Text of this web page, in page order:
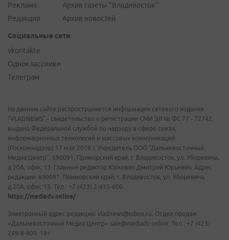
Реклама
Редакция
Архив газеты "Владивосток"
Архив новостей
Социальные сети
vkontakte
Одноклассники
Телеграм
На данном сайте распространяется информация сетевого издания
"VLADNEWS" - свидетельство о регистрации СМИ ЭЛ № ФС 77 - 72742,
выдано Федеральной службой по надзору в сфере связи,
информационных технологий и массовых коммуникаций
(Роскомнадзор) 17 мая 2018 г. Учредитель ООО "Дальневосточный
Медиа Центр". 690091, Приморский край, г. Владивосток, ул. Уборевича,
д.20А, офис 13. Главный редактор Юркевич Дмитрий Юрьевич. Адрес
редакции: 690091, Приморский край, г. Владивосток, ул. Уборевича,
д.20А, офис 13. Тел.: +7 (423) 2-415-600.
https://mediadv.online/
Электронный адрес редакции: vladnews@inbox.ru. Отдел продаж
«Дальневосточный Медиа Центр» sale@mediadv.online. Тел.: +7 (423)
249-8-800. 18+